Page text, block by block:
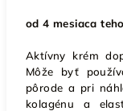
od 4 mesiaca
Aktívny krém
Môže byť
pôrode a pri
kolagénu a